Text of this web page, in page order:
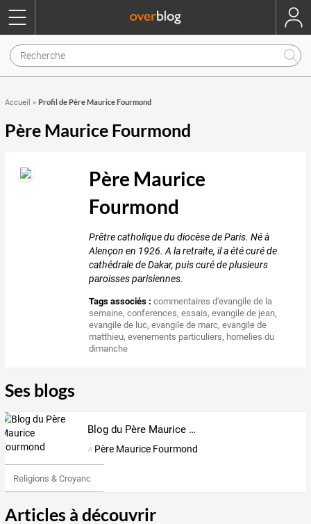
Accueil » Profil de Père Maurice Fourmond
Père Maurice Fourmond
Père Maurice
Fourmond
Prêtre catholique du diocèse de Paris. Né à
Alençon en 1926. A la retraite, il a été curé de
cathédrale de Dakar, puis curé de plusieurs
paroisses parisiennes.
Tags associés : commentaires d'evangile de la
semaine,conferences,essais,evangile de jean,
evangile de luc,evangile de marc,evangile de
matthieu,evenements particuliers, homelies du
dimanche
Ses blogs
Blog du Père Maurice Fourmond
Père Maurice Fourmond
Religions & Croyances
Articles à découvrir